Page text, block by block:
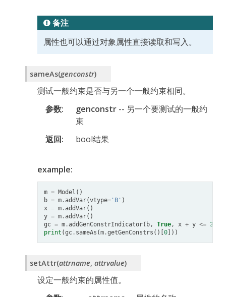
备注
属性也可以通过对象属性直接读取和写入。
sameAs(genconstr)
测试一般约束是否与另一个一般约束相同。
参数
genconstr-- 另一个要测试的一般约
束
返回
bool结果
example:
m = Model ()
b = m.addVar(vtype='B' )
x = m.addVar()
y = m.addVar()
gc = m.addGenConstrIndicator( b, True, x + y <= 3
print (gc. sameAs (m.getGenConstrs ()[ 0]))
setAttr(attrname, attrvalue)
设定一般约束的属性值。